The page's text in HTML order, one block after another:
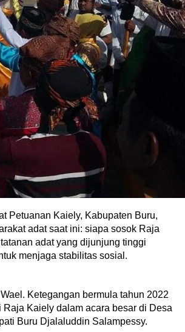
Petuanan Kaiely, Kabupaten Buru,
adat saat ini: siapa sosok Raja
adat yang dijunjung tinggi
menjaga stabilitas sosial.
Ketegangan bermula tahun 2022
Kaiely dalam acara besar di Desa
Buru Djalaluddin Salampessy.